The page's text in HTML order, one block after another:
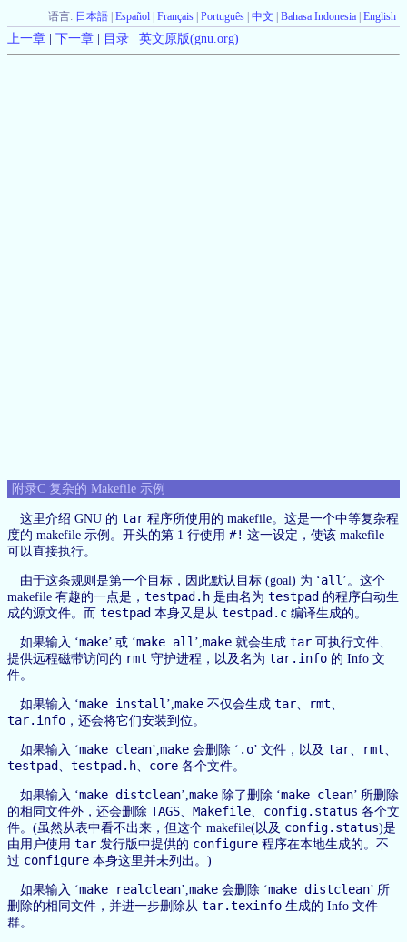
语言: 日本語 Español Français Português 中文 Bahasa Indonesia English
上一章 下一章 目录 英文原版(gnu.org)
附录C 复杂的 Makefile 示例
这里介绍 GNU 的 tar 程序所使用的 makefile。这是一个中等复杂程
度的 makefile 示例。开头的第 1 行使用 #! 这一设定，使该 makefile
可以直接执行。
由于这条规则是第一个目标，因此默认目标 (goal) 为 ‘all ’。这个
makefile 有趣的一点是， testpad.h 是由名为 testpad 的程序自动生
成的源文件。而 testpad 本身又是从 testpad.c 编译生成的。
如果输入 ‘make’ 或 ‘make all ’, make 就会生成 tar 可执行文件、
提供远程磁带访问的 rmt 守护进程，以及名为 tar.info 的 Info 文
件。
如果输入 ‘make install ’, make 不仅会生成 tar rmt
tar.info ，还会将它们安装到位。
如果输入 ‘make clean’, make 会删除 ‘ .o’ 文件，以及 tar rmt
testpad testpad.h core 各个文件。
如果输入 ‘make distclean’, make 除了删除 ‘make clean’ 所删除
的相同文件外，还会删除 TAGS Makefile config.status 各个文
件。(虽然从表中看不出来，但这个 makefile(以及 config.status)是
由用户使用 tar 发行版中提供的 configure 程序在本地生成的。不
过 configure 本身这里并未列出。)
如果输入 ‘make realclean’, make 会删除 ‘make distclean’ 所
删除的相同文件，并进一步删除从 tar.texinfo 生成的 Info 文件
群。